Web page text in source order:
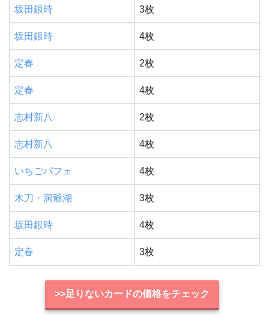
坂田銀時 3枚
坂田銀時 4枚
定春 2枚
定春 4枚
志村新八 2枚
志村新八 4枚
いちごパフェ 4枚
木刀・洞爺湖 3枚
坂田銀時 4枚
定春 3枚
>>足りないカードの価格をチェック